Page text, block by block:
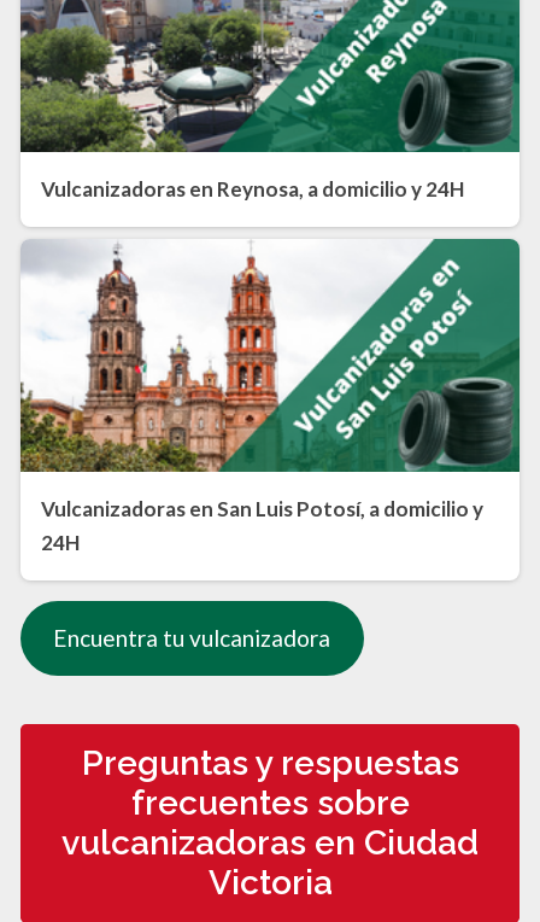
Vulcanizadoras en Reynosa, a domicilio y 24H
Vulcanizadoras en San Luis Potosí, a domicilio y
24H
Encuentra tu vulcanizadora
Preguntas y respuestas
frecuentes sobre
vulcanizadoras en Ciudad
Victoria